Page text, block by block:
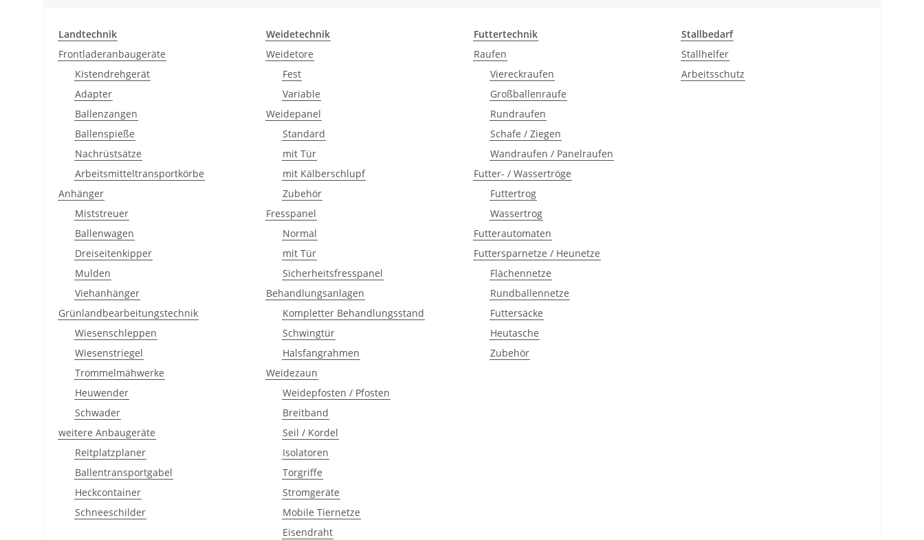
Landtechnik
Frontladeranbaugeräte
Kistendrehgerät
Adapter
Ballenzangen
Ballenspieße
Nachrüstsätze
Arbeitsmitteltransportkörbe
Anhänger
Miststreuer
Ballenwagen
Dreiseitenkipper
Mulden
Viehanhänger
Grünlandbearbeitungstechnik
Wiesenschleppen
Wiesenstriegel
Trommelmähwerke
Heuwender
Schwader
weitere Anbaugeräte
Reitplatzplaner
Ballentransportgabel
Heckcontainer
Schneeschilder
Weidetechnik
Weidetore
Fest
Variable
Weidepanel
Standard
mit Tür
mit Kälberschlupf
Zubehör
Fresspanel
Normal
mit Tür
Sicherheitsfresspanel
Behandlungsanlagen
Kompletter Behandlungsstand
Schwingtür
Halsfangrahmen
Weidezaun
Weidepfosten / Pfosten
Breitband
Seil / Kordel
Isolatoren
Torgriffe
Stromgeräte
Mobile Tiernetze
Eisendraht
Futtertechnik
Raufen
Viereckraufen
Großballenraufe
Rundraufen
Schafe / Ziegen
Wandraufen / Panelraufen
Futter- / Wassertröge
Futtertrog
Wassertrog
Futterautomaten
Futtersparnetze / Heunetze
Flächennetze
Rundballennetze
Futtersäcke
Heutasche
Zubehör
Stallbedarf
Stallhelfer
Arbeitsschutz